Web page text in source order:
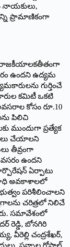
నాయకులు,
ప్రామాణికంగా
రాజకీయాలకతీతంగా
ఉందని ఉద్యమ
గుర్తించే
కమిటీ ఒకటి
కోసం రూ.10
పిలిచి
ముందుగా ప్రత్యేక
చేయాలని
తీవ్రంగా
ఉందని
ఏర్పాటు
అవకాశాలలో
పరిశీలించాలని
చరిత్రలో నిలిచే
సమావేశంలో
రెడ్డి, బోనగిరి
చంద్రశేఖర్,
పన్నాల గోపాల్